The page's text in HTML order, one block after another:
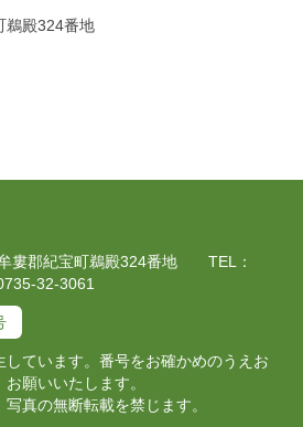
鵜殿324番地
婁郡紀宝町鵜殿324番地 TEL：
32-3061
ています。番号をお確かめのうえお
願いいたします。
真の無断転載を禁じます。